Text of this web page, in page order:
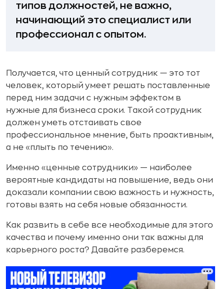
типов должностей, не важно,
начинающий это специалист или
профессионал с опытом.
Получается, что ценный сотрудник — это тот
человек, который умеет решать поставленные
перед ним задачи с нужным эффектом в
нужные для бизнеса сроки. Такой сотрудник
должен уметь отстаивать свое
профессиональное мнение, быть проактивным,
а не «плыть по течению».
Именно «ценные сотрудники» — наиболее
вероятные кандидаты на повышение, ведь они
доказали компании свою важность и нужность,
готовы взять на себя новые обязанности.
Как развить в себе все необходимые для этого
качества и почему именно они так важны для
карьерного роста? Давайте разберемся.